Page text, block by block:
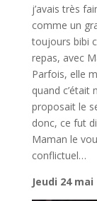
j’avais très
comme un
toujours bibi
repas, avec
Parfois, elle
quand c’était
proposait le
donc, ce fut
Maman le
conflictuel…
Jeudi 24 mai